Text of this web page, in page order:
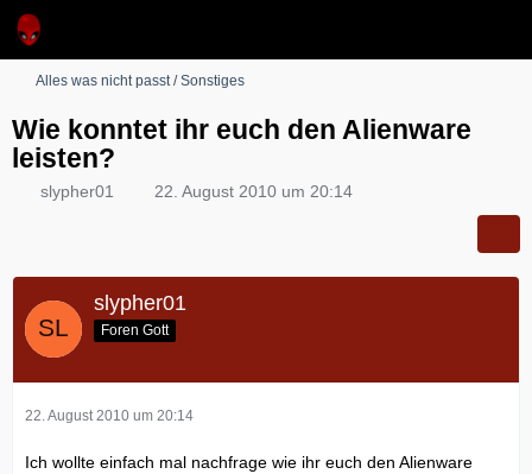
Alles was nicht passt / Sonstiges
Wie konntet ihr euch den Alienware
leisten?
slypher01 22. August 2010 um 20:14
slypher01
Foren Gott
22. August 2010 um 20:14
Ich wollte einfach mal nachfrage wie ihr euch den Alienware